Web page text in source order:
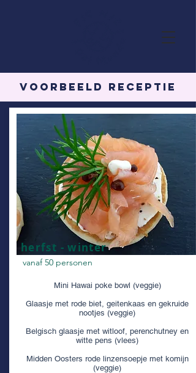
voorbeeld Receptie
herfst - winter
vanaf 50 personen
Mini Hawai poke bowl (veggie)
Glaasje met rode biet, geitenkaas en gekruide
nootjes (veggie)
Belgisch glaasje met witloof, perenchutney en
witte pens (vlees)
Midden Oosters rode linzensoepje met komijn
(veggie)